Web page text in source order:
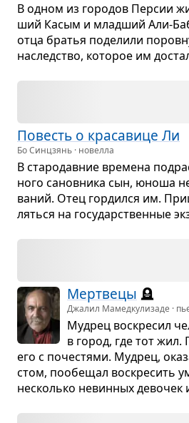
В одном из горо­дов Пер­сии
ший Касым и млад­ший Али-
отца бра­тья поде­лили
наслед­ство, кото­рое им
Повесть о кра­са­вице Ли
Бо Синцзянь · новелла
В ста­ро­дав­ние вре­мена
ного санов­ника сын, юноша
ва­ний. Отец гор­дился им.
ляться на госу­дар­ствен­ные
Мерт­вецы 🪦
Джалил Мамедкулизаде ·
Муд­рец вос­кре­сил
в город, где тот жил.
его с поче­стями. Муд­рец,
стом, пообе­щал вос­кре­сить
несколько невин­ных дево­чек